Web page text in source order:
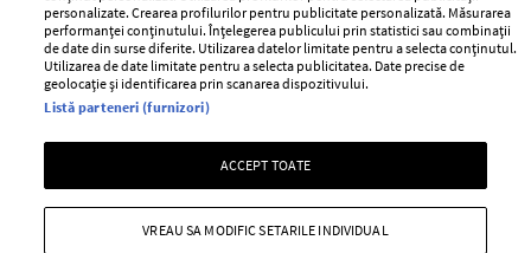
Retete
Retete practice
Pariază responsabil! Decizia ONJN nr. 821/25.09.2025.
Jocurile de noroc sunt interzise minorilor.
Copyright © 2026 Ringier Romania SRL
personalizate. Crearea profilurilor pentru publicitate personalizată. Măsurarea
performanței conținutului. Înțelegerea publicului prin statistici sau combinații
de date din surse diferite. Utilizarea datelor limitate pentru a selecta conținutul.
Utilizarea de date limitate pentru a selecta publicitatea. Date precise de
geolocație și identificarea prin scanarea dispozitivului.
Listă parteneri (furnizori)
ACCEPT TOATE
VREAU SA MODIFIC SETARILE INDIVIDUAL